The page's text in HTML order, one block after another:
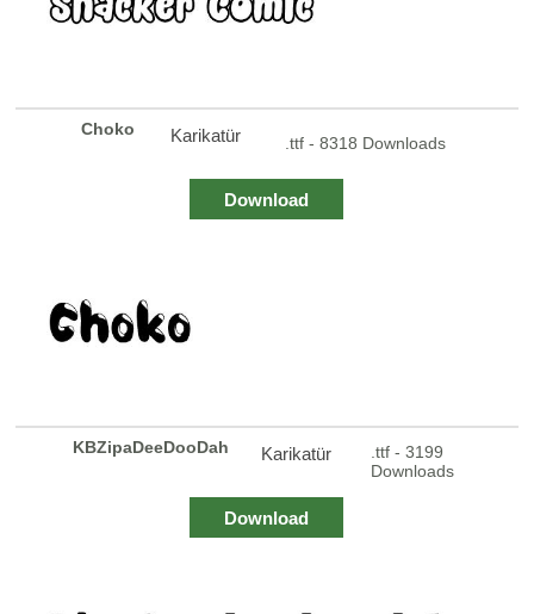
Choko Karikatür .ttf - 8318 Downloads
Download
KBZipaDeeDooDah Karikatür
.ttf - 3199
Downloads
Download